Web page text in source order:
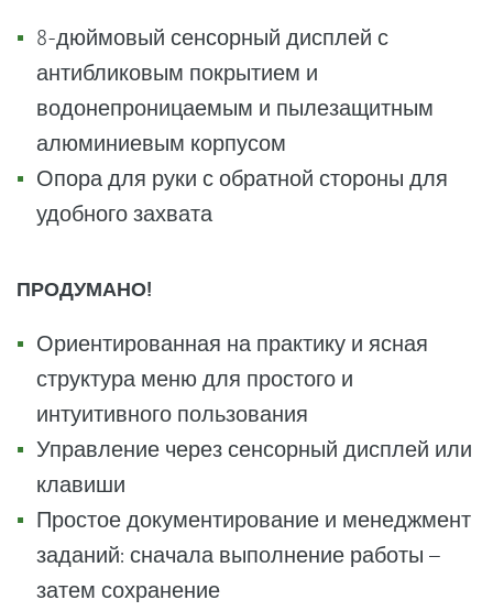
8-дюймовый сенсорный дисплей с
антибликовым покрытием и
водонепроницаемым и пылезащитным
алюминиевым корпусом
Опора для руки с обратной стороны для
удобного захвата
ПРОДУМАНО!
Ориентированная на практику и ясная
структура меню для простого и
интуитивного пользования
Управление через сенсорный дисплей или
клавиши
Простое документирование и менеджмент
заданий: сначала выполнение работы –
затем сохранение